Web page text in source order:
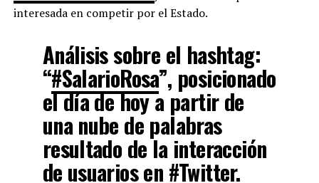
interesada en competir por el Estado.
Análisis sobre el hashtag:
“#SalarioRosa”, posicionado
el día de hoy a partir de
una nube de palabras
resultado de la interacción
de usuarios en #Twitter.